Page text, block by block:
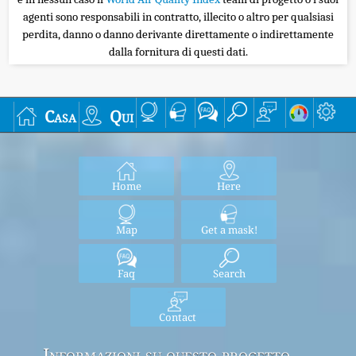
agenti sono responsabili in contratto, illecito o altro per qualsiasi
perdita, danno o danno derivante direttamente o indirettamente
dalla fornitura di questi dati.
Casa Qui
Home Here
Map Get a mask!
Faq Search
Contact